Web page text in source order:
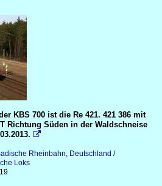
KBS 700 ist die Re 421. 421 386 mit
Richtung Süden in der Waldschneise

Rheinbahn, Deutschland /
Loks